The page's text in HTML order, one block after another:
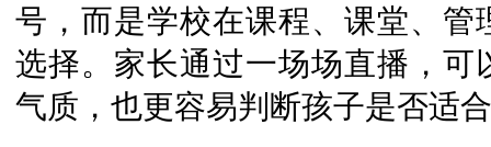
号，而是学校在课程、课堂、
选择。家长通过一场场直播，
气质，也更容易判断孩子是否适